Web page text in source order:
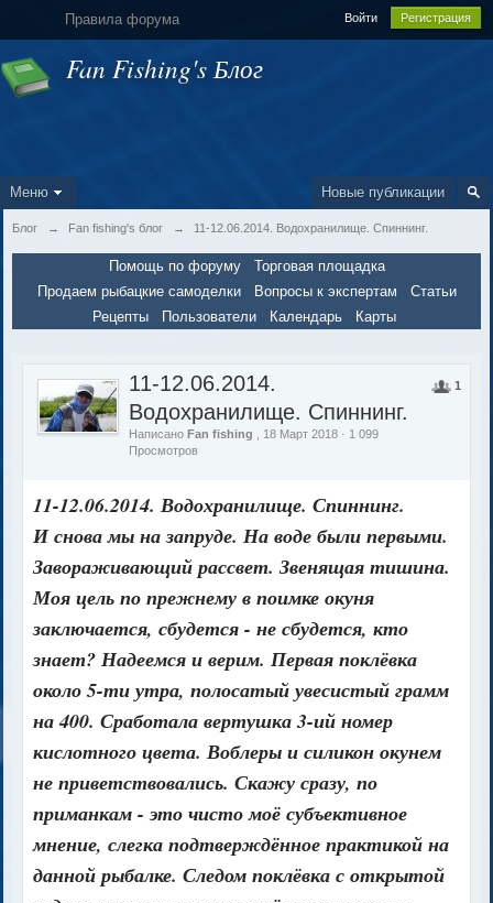
Правила форума Войти Регистрация
Fan Fishing's Блог
Новые публикации
Меню
Блог → Fan fishing's блог → 11-12.06.2014. Водохранилище. Спиннинг.
Помощь по форуму
Торговая площадка
Продаем рыбацкие самоделки
Вопросы к экспертам
Статьи
Рецепты
Пользователи Календарь Карты
1
11-12.06.2014.
Водохранилище. Спиннинг.
НаписаноFan fishing
, 18 Март 2018 · 1 099
Просмотров
11-12.06.2014. Водохранилище. Спиннинг.
И снова мы на запруде. На воде были первыми.
Завораживающий рассвет. Звенящая тишина.
Моя цель по прежнему в поимке окуня
заключается, сбудется - не сбудется, кто
знает? Надеемся и верим. Первая поклёвка
около 5-ти утра, полосатый увесистый грамм
на 400. Сработала вертушка 3-ий номер
кислотного цвета. Воблеры и силикон окунем
не приветствовались. Скажу сразу, по
приманкам - это чисто моё субъективное
мнение, слегка подтверждённое практикой на
данной рыбалке. Следом поклёвка с открытой